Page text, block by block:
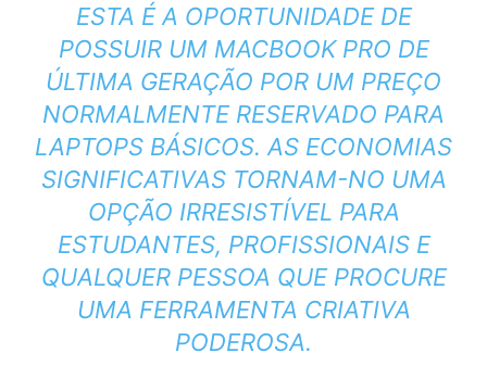
ESTA É A OPORTUNIDADE DE
POSSUIR UM MACBOOK PRO DE
ÚLTIMA GERAÇÃO POR UM PREÇO
NORMALMENTE RESERVADO PARA
LAPTOPS BÁSICOS. AS ECONOMIAS
SIGNIFICATIVAS TORNAM-NO UMA
OPÇÃO IRRESISTÍVEL PARA
ESTUDANTES, PROFISSIONAIS E
QUALQUER PESSOA QUE PROCURE
UMA FERRAMENTA CRIATIVA
PODEROSA.